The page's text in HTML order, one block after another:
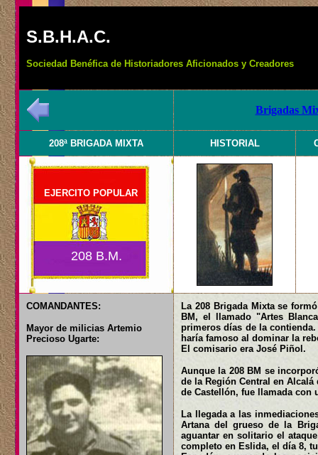
S.B.H.A.C.
Sociedad Benéfica de Historiadores Aficionados y Creadores
Brigadas
208ª BRIGADA MIXTA HISTORIAL
EJERCITO POPULAR
208 B.M.
COMANDANTES:
Mayor de milicias Artemio
Precioso Ugarte:
La 208 Brigada Mixta se
BM, el llamado "Artes
primeros días de la
haría famoso al dominar la
El comisario era José Piñol.
Aunque la 208 BM se
de la Región Central en
de Castellón, fue llamada con
La llegada a las
Artana del grueso de la
aguantar en solitario el
completo en Eslida, el día 8,